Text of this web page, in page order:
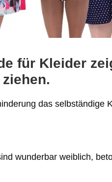
für Kleider
das selbständige
wunderbar weiblich,